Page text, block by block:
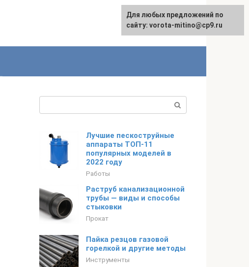
Лучшие пескоструйные
аппараты ТОП-11
популярных моделей в
2022 году
Работы
Раструб канализационной
трубы — виды и способы
стыковки
Прокат
Пайка резцов газовой
горелкой и другие методы
Инструменты
Для любых предложений по
сайту: vorota-mitino@cp9.ru